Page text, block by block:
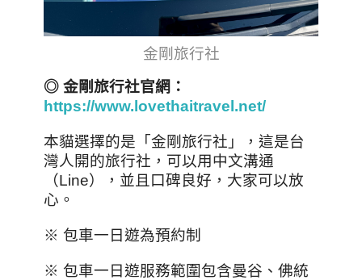
金剛旅行社
◎ 金剛旅行社官網：
https://www.lovethaitravel.net/
本貓選擇的是「金剛旅行社」，這是台
灣人開的旅行社，可以用中文溝通
（Line），並且口碑良好，大家可以放
心。
※ 包車一日遊為預約制
※ 包車一日遊服務範圍包含曼谷、佛統